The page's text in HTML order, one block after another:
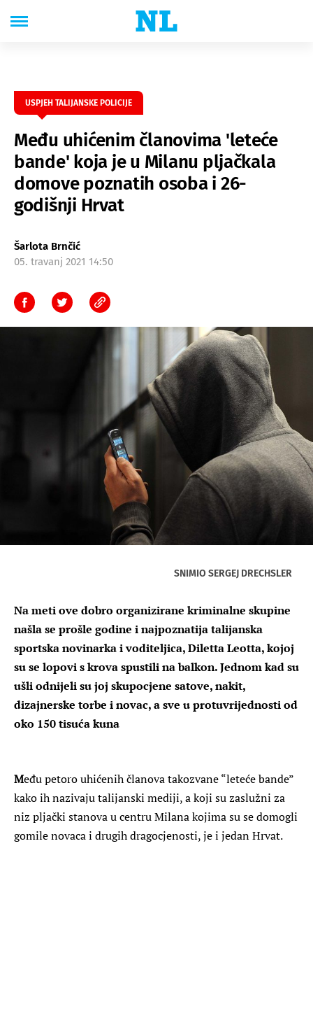
USPJEH TALIJANSKE POLICIJE
Među uhićenim članovima 'leteće
bande' koja je u Milanu pljačkala
domove poznatih osoba i 26-
godišnji Hrvat
Šarlota Brnčić
05. travanj 2021 14:50
SNIMIO SERGEJ DRECHSLER
Na meti ove dobro organizirane kriminalne skupine
našla se prošle godine i najpoznatija talijanska
sportska novinarka i voditeljica, Diletta Leotta, kojoj
su se lopovi s krova spustili na balkon. Jednom kad su
ušli odnijeli su joj skupocjene satove, nakit,
dizajnerske torbe i novac, a sve u protuvrijednosti od
oko 150 tisuća kuna
Među petoro uhićenih članova takozvane “leteće bande”
kako ih nazivaju talijanski mediji, a koji su zaslužni za
niz pljački stanova u centru Milana kojima su se domogli
gomile novaca i drugih dragocjenosti, je i jedan Hrvat.